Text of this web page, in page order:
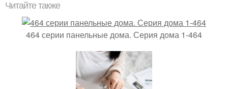
Читайте также
464 серии панельные дома. Серия дома 1-464